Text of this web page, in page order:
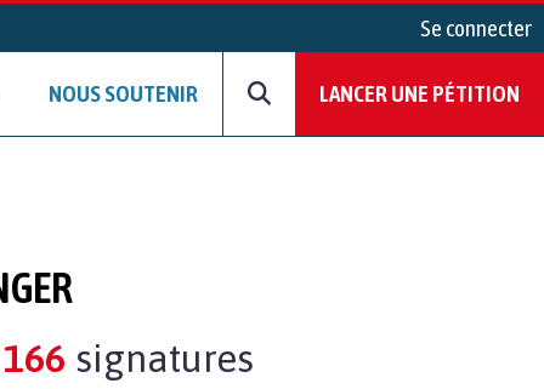
Se connecter
NOUS SOUTENIR LANCER UNE PÉTITION
166 signatures